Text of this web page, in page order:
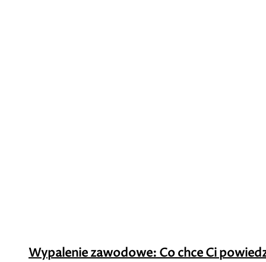
Wypalenie zawodowe: Co chce Ci